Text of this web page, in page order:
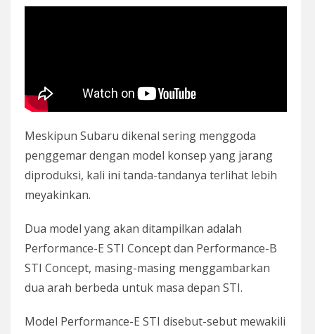
Meskipun Subaru dikenal sering menggoda
penggemar dengan model konsep yang jarang
diproduksi, kali ini tanda-tandanya terlihat lebih
meyakinkan.
Dua model yang akan ditampilkan adalah
Performance-E STI Concept dan Performance-B
STI Concept, masing-masing menggambarkan
dua arah berbeda untuk masa depan STI.
Model Performance-E STI disebut-sebut mewakili